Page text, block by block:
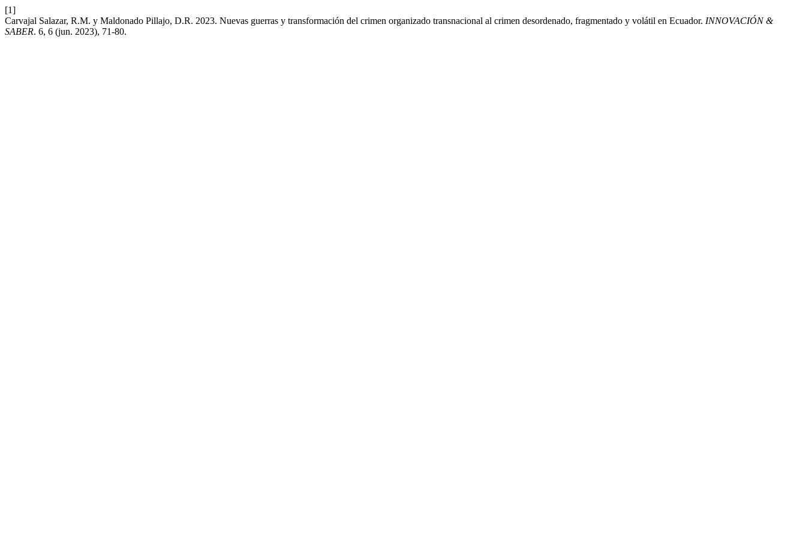
[1]
Carvajal Salazar, R.M. y Maldonado Pillajo, D.R. 2023. Nuevas guerras y transformación del crimen organizado transnacional al crimen desordenado, fragmentado y volátil en Ecuador. INNOVACIÓN &
SABER. 6, 6 (jun. 2023), 71-80.